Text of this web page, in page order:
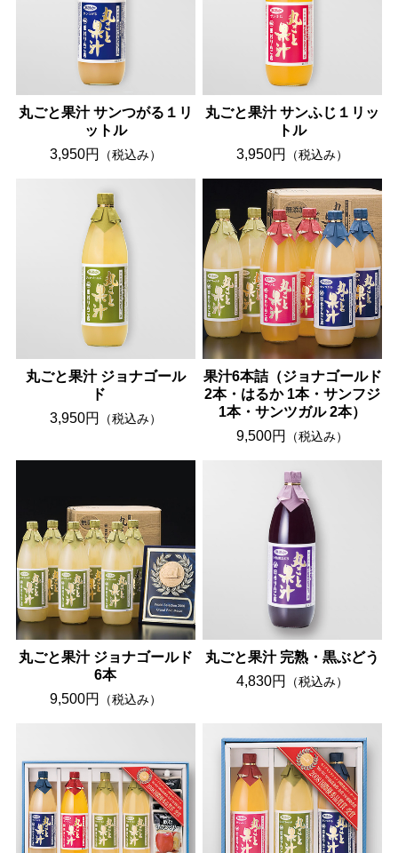
丸ごと果汁 サンつがる１リ
ットル
3,950円
（税込み）
丸ごと果汁 サンふじ１リッ
トル
3,950円
（税込み）
丸ごと果汁 ジョナゴール
ド
3,950円
（税込み）
果汁6本詰（ジョナゴールド
2本・はるか 1本・サンフジ
1本・サンツガル 2本）
9,500円
（税込み）
丸ごと果汁 ジョナゴールド
6本
9,500円
（税込み）
丸ごと果汁 完熟・黒ぶどう
4,830円
（税込み）